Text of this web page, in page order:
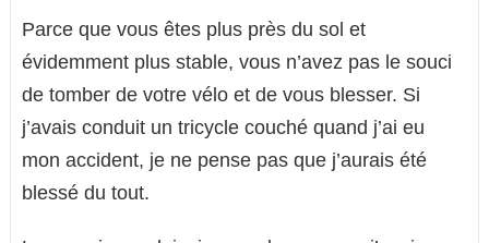
Parce que vous êtes plus près du sol et
évidemment plus stable, vous n’avez pas le souci
de tomber de votre vélo et de vous blesser. Si
j’avais conduit un tricycle couché quand j’ai eu
mon accident, je ne pense pas que j’aurais été
blessé du tout.